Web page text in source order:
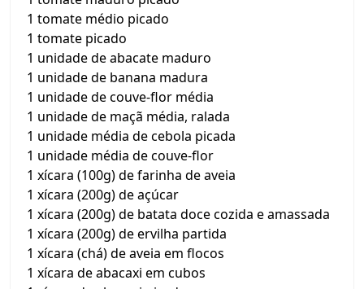
1 tomate médio picado
1 tomate picado
1 unidade de abacate maduro
1 unidade de banana madura
1 unidade de couve-flor média
1 unidade de maçã média, ralada
1 unidade média de cebola picada
1 unidade média de couve-flor
1 xícara (100g) de farinha de aveia
1 xícara (200g) de açúcar
1 xícara (200g) de batata doce cozida e amassada
1 xícara (200g) de ervilha partida
1 xícara (chá) de aveia em flocos
1 xícara de abacaxi em cubos